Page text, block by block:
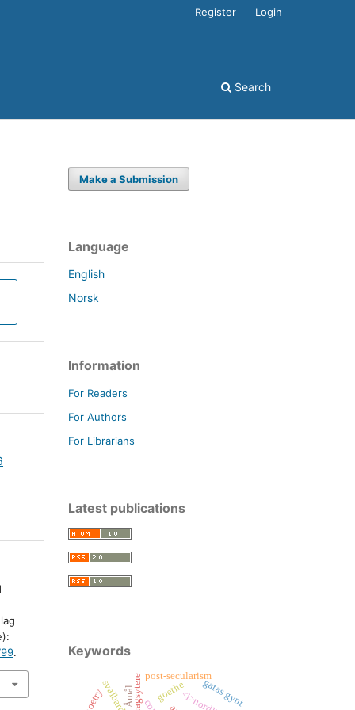
Search
Register Login
.
Make a Submission
Language
English
Norsk
Information
For Readers
For Authors
For Librarians
Latest publications
Keywords
bidragsytere goethe gatas gynt
post-secularism
svalbard
poetry Åmål